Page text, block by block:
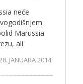
neće
Marussia
ali
JANUARA 2014.